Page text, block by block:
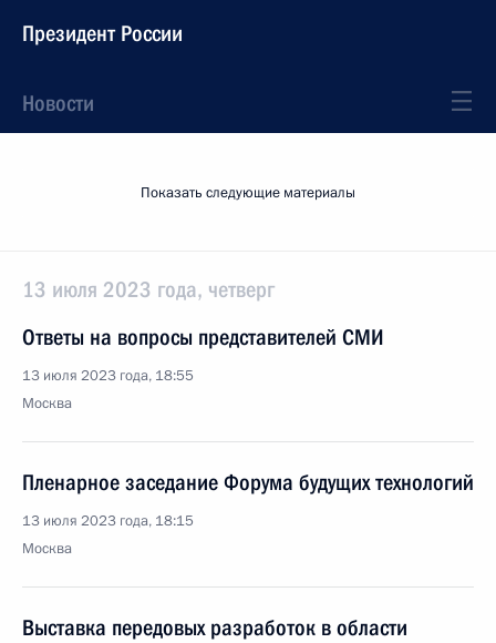
Президент России
Новости
Показать следующие материалы
13 июля 2023 года, четверг
Ответы на вопросы представителей СМИ
13 июля 2023 года, 18:55
Москва
Пленарное заседание Форума будущих технологий
13 июля 2023 года, 18:15
Москва
Выставка передовых разработок в области